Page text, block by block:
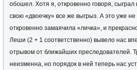
обошел. Хотя я, откровенно говоря,
свою «двоечку» все же выгрыз. А это уже
откровенно замаячила «личка», и
Леши (2 + 1 соответственно) вывело нас
отрывом от ближайших преследователей.
неизменна, но порядок в ней теперь нас